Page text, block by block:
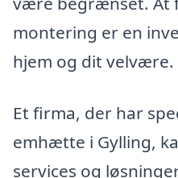
montering er en
hjem og dit velvære.
Et firma, der har
emhætte i Gylling,
services og